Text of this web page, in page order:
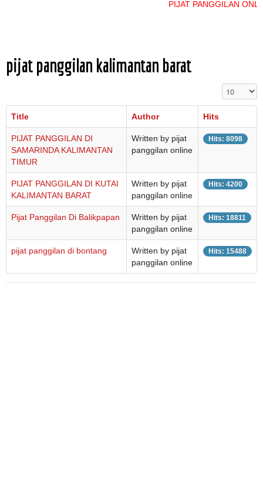
PIJAT PANGGILAN
pijat panggilan kalimantan barat
Display #
Title Author Hits
PIJAT PANGGILAN DI
SAMARINDA KALIMANTAN
TIMUR
Written by pijat
panggilan online
Hits: 8098
PIJAT PANGGILAN DI KUTAI
KALIMANTAN BARAT
Written by pijat
panggilan online
Hits: 4200
Pijat Panggilan Di Balikpapan
Written by pijat
panggilan online
Hits: 18811
pijat panggilan di bontang
Written by pijat
panggilan online
Hits: 15488